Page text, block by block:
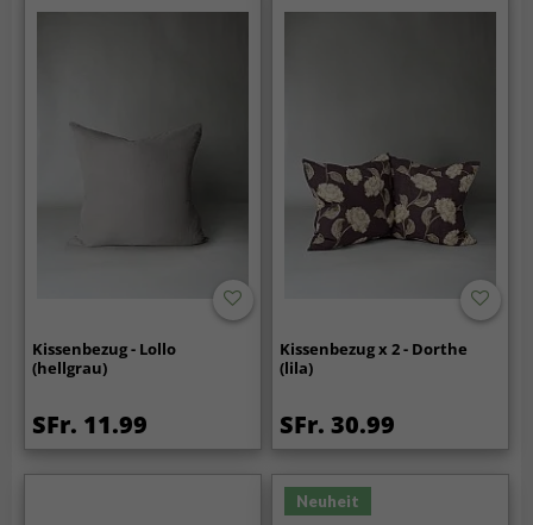
Kissenbezug - Lollo
(hellgrau)
SFr. 11.99
Kissenbezug x 2 - Dorthe
(lila)
SFr. 30.99
Neuheit